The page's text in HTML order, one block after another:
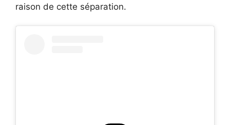
raison de cette séparation.